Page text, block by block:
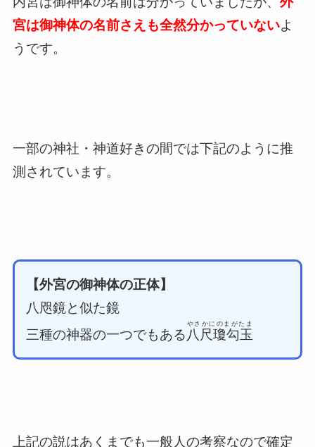
宮は御神体の名前さえも全然分かっていないよ
うです。
一部の神社・神道好きの間では下記のように推
測されています。
【外宮の御神体の正体】
八咫鏡と似た鏡
三種の神器の一つでもある 八尺瓊勾玉
やさかにのまがたま
上記の説はあくまでも一般人の考察なので確定